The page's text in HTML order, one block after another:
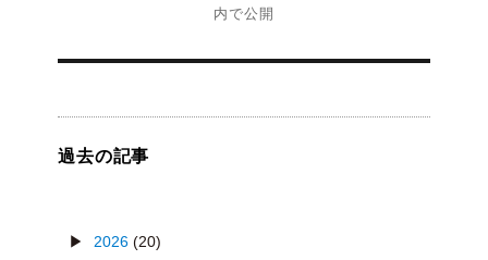
ー
シ
ン
内で公開
過去の記事
2026 (20)